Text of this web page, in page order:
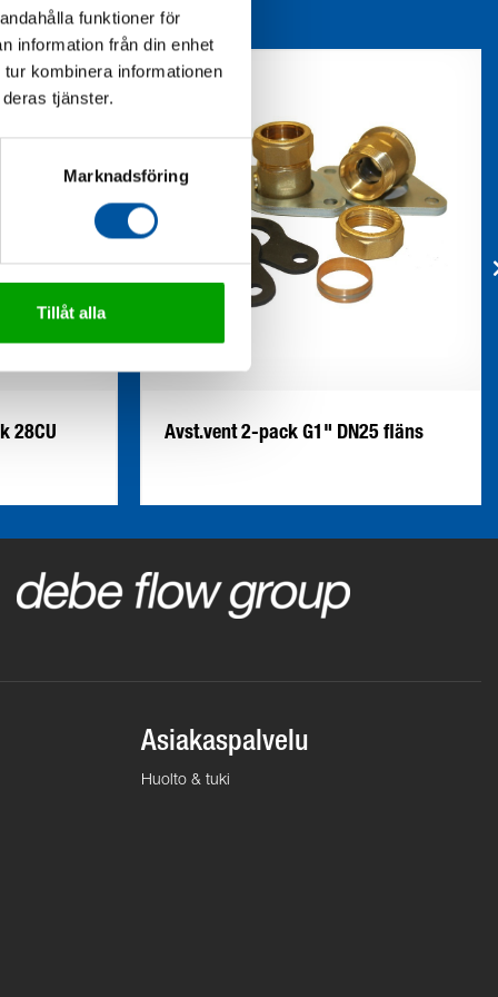
funktioner för
information från din enhet
kombinera informationen
tjänster.
Marknadsföring
Tillåt alla
28CU Avst.vent 2-pack G1" DN25 fläns
Asiakaspalvelu
Huolto & tuki